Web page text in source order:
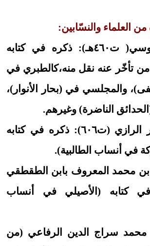
١ـ الشيخ الطوسي( ت٤٦٠هـ): ذكره في كتابه
من تأخّر عنه نقل منه،كالطبري في
والمجلسي في (بحار الأنوار)،
الناضرة) وغيرهم.
٢ـ الإمام الفخر الرازي (ت٦٠٦): ذكره في كتابه
في أنساب الطالبية).
بن محمد المعروف بابن الطقطقي
في كتابه (الأصيلي في أنساب
محمد سراج الدين الرفاعي (من